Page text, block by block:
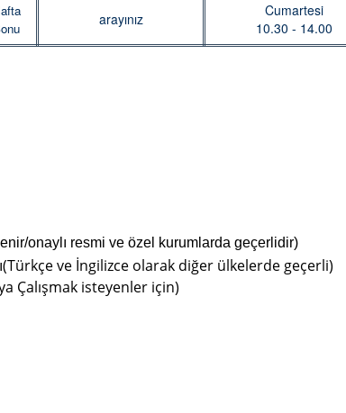
arayınız
Cumartesi
10.30 - 14.00
onaylı resmi ve özel kurumlarda geçerlidir)
(Türkçe ve İngilizce olarak diğer ülkelerde geçerli)
Çalışmak isteyenler için)